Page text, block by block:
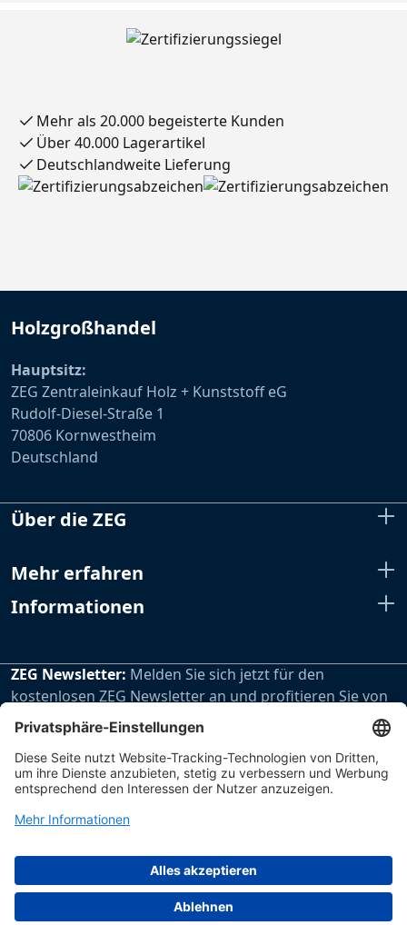
Mehr als 20.000 begeisterte Kunden
Über 40.000 Lagerartikel
Deutschlandweite Lieferung
Holzgroßhandel
Hauptsitz:
ZEG Zentraleinkauf Holz + Kunststoff eG
Rudolf-Diesel-Straße 1
70806 Kornwestheim
Deutschland
Über die ZEG
Mehr erfahren
Informationen
ZEG Newsletter: Melden Sie sich jetzt für den
kostenlosen ZEG Newsletter an und profitieren Sie von
den extra Vorteilen unseres regelmäßig erscheinenden
Newsletters.
Zur Newsletteranmeldung
Impressum Datenschutz Hinweisgebersystem